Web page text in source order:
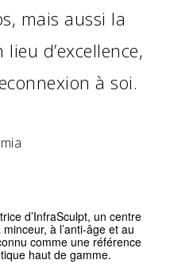
mais aussi la
d’excellence,
à soi.
d’InfraSculpt, un centre
à l’anti-âge et au
comme une référence
haut de gamme.